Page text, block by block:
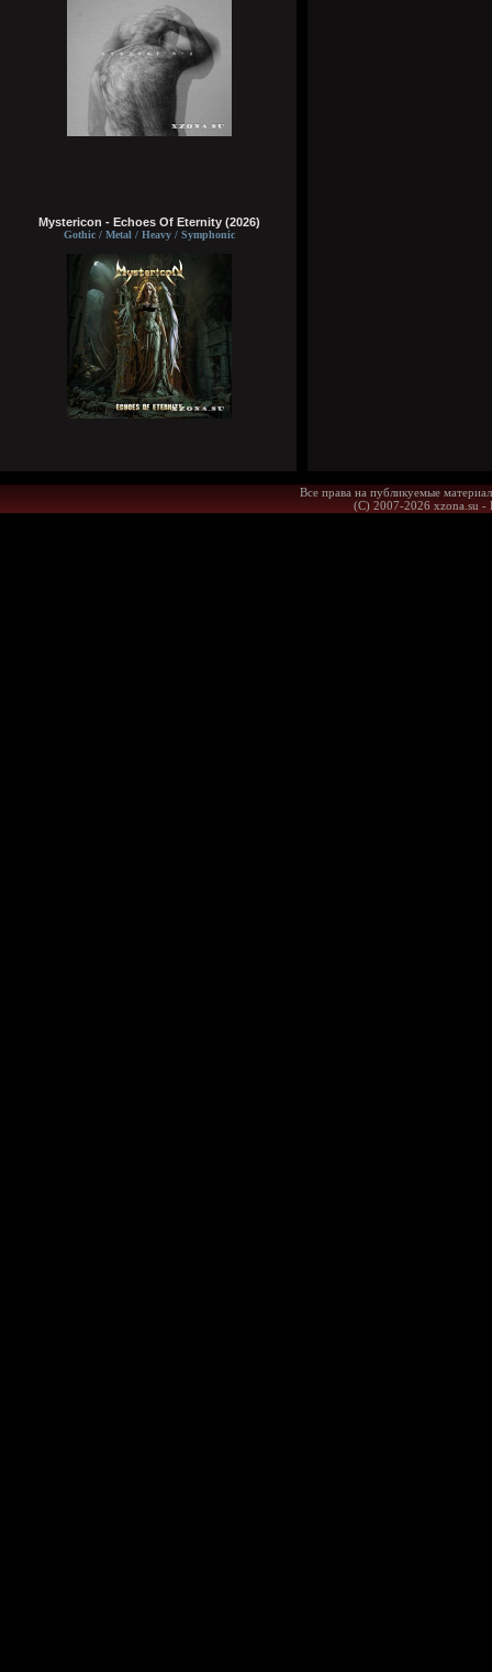
Mystericon - Echoes Of Eternity (2026)
Gothic / Metal / Heavy / Symphonic
Все права на публикуемые
(С) 2007-2026 xzona.su -